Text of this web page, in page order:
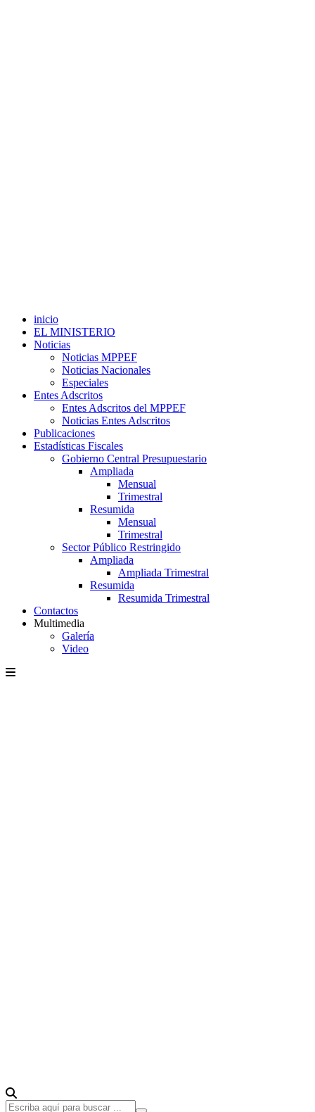
inicio
EL MINISTERIO
Noticias
Noticias MPPEF
Noticias Nacionales
Especiales
Entes Adscritos
Entes Adscritos del MPPEF
Noticias Entes Adscritos
Publicaciones
Estadísticas Fiscales
Gobierno Central Presupuestario
Ampliada
Mensual
Trimestral
Resumida
Mensual
Trimestral
Sector Público Restringido
Ampliada
Ampliada Trimestral
Resumida
Resumida Trimestral
Contactos
Multimedia
Galería
Video